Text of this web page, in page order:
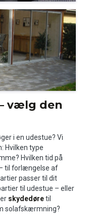
vælg den
i en udestue? Vi
Hvilken type
Hvilken tid på
til forlængelse af
passer til dit
til udestue – eller
skydedøretil
solafskærmning?